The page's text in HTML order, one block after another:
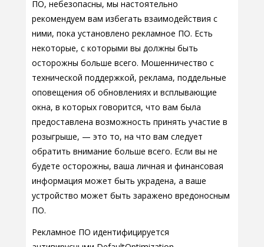
ПО, небезопасны, мы настоятельно
рекомендуем вам избегать взаимодействия с
ними, пока установлено рекламное ПО. Есть
некоторые, с которыми вы должны быть
осторожны больше всего. Мошенничество с
технической поддержкой, реклама, поддельные
оповещения об обновлениях и всплывающие
окна, в которых говорится, что вам была
предоставлена возможность принять участие в
розыгрыше, — это то, на что вам следует
обратить внимание больше всего. Если вы не
будете осторожны, ваша личная и финансовая
информация может быть украдена, а ваше
устройство может быть заражено вредоносным
ПО.
Рекламное ПО идентифицируется